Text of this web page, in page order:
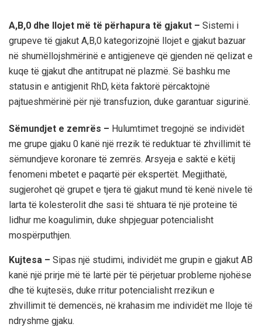
A,B,0 dhe llojet më të përhapura të gjakut – Sistemi i
grupeve të gjakut A,B,0 kategorizojnë llojet e gjakut bazuar
në shumëllojshmërinë e antigjeneve që gjenden në qelizat e
kuqe të gjakut dhe antitrupat në plazmë. Së bashku me
statusin e antigjenit RhD, këta faktorë përcaktojnë
pajtueshmërinë për një transfuzion, duke garantuar sigurinë.
Sëmundjet e zemrës – Hulumtimet tregojnë se individët
me grupe gjaku 0 kanë një rrezik të reduktuar të zhvillimit të
sëmundjeve koronare të zemrës. Arsyeja e saktë e këtij
fenomeni mbetet e paqartë për ekspertët. Megjithatë,
sugjerohet që grupet e tjera të gjakut mund të kenë nivele të
larta të kolesterolit dhe sasi të shtuara të një proteine ​​të
lidhur me koagulimin, duke shpjeguar potencialisht
mospërputhjen.
Kujtesa – Sipas një studimi, individët me grupin e gjakut AB
kanë një prirje më të lartë për të përjetuar probleme njohëse
dhe të kujtesës, duke rritur potencialisht rrezikun e
zhvillimit të demencës, në krahasim me individët me lloje të
ndryshme gjaku.